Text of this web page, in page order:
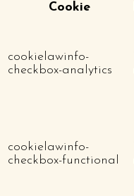
Cookie
cookielawinfo-
checkbox-analytics
cookielawinfo-
checkbox-functional